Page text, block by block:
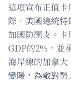
這項宣布正值
際。美國總統
加國防開支。
GDP的2%，並
海岸線的加拿
變暖，為敵對勢